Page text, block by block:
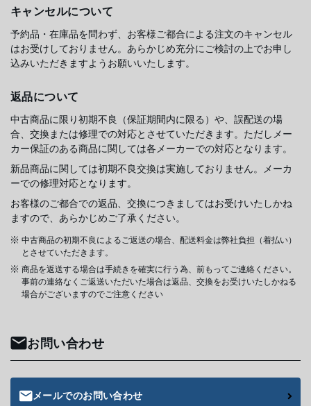
キャンセルについて
予約品・在庫品を問わず、お客様ご都合による注文のキャンセル
はお受けしておりません。あらかじめ充分にご検討の上でお申し
込みいただきますようお願いいたします。
返品について
中古商品に限り初期不良（保証期間内に限る）や、誤配送の場
合、交換または修理での対応とさせていただきます。ただしメー
カー保証のある商品に関しては各メーカーでの対応となります。
新品商品に関しては初期不良交換は実施しておりません。メーカ
ーでの修理対応となります。
お客様のご都合での返品、交換につきましてはお受けいたしかね
ますので、あらかじめご了承ください。
中古商品の初期不良によるご返送の場合、配送料金は弊社負担（着払い）
とさせていただきます。
商品を返送する場合は手続きを確実に行う為、前もってご連絡ください。
事前の連絡なくご返送いただいた場合は返品、交換をお受けいたしかねる
場合がございますのでご注意ください
お問い合わせ
メールでのお問い合わせ